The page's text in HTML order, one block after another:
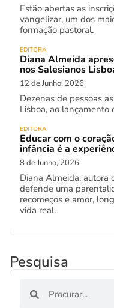
Estão abertas as
vangelizar, um dos
formação pastoral.
EDITORA
Diana Almeida
nos Salesianos
12 de Junho, 2026
Dezenas de pessoas
Lisboa, ao lançamento
EDITORA
Educar com o
infância é a
8 de Junho, 2026
Diana Almeida, autora
defende uma
recomeços e amor,
vida real.
Pesquisa